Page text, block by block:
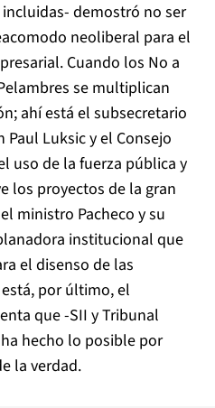
demostró no ser
neoliberal para el
Cuando los No a
se multiplican
ahí está el subsecretario
Luksic y el Consejo
uso de la fuerza pública y
los proyectos de la gran
ministro Pacheco y su
institucional que
el disenso de las
por último, el
que -SII y Tribunal
hecho lo posible por
la verdad.